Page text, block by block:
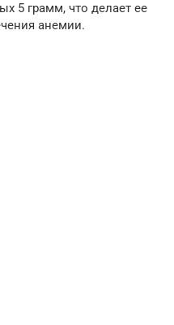
5 грамм, что делает ее
анемии.